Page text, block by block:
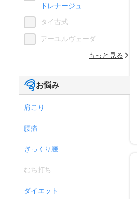
ドレナージュ
タイ古式
アーユルヴェーダ
もっと見る
お悩み
肩こり
腰痛
ぎっくり腰
むち打ち
ダイエット